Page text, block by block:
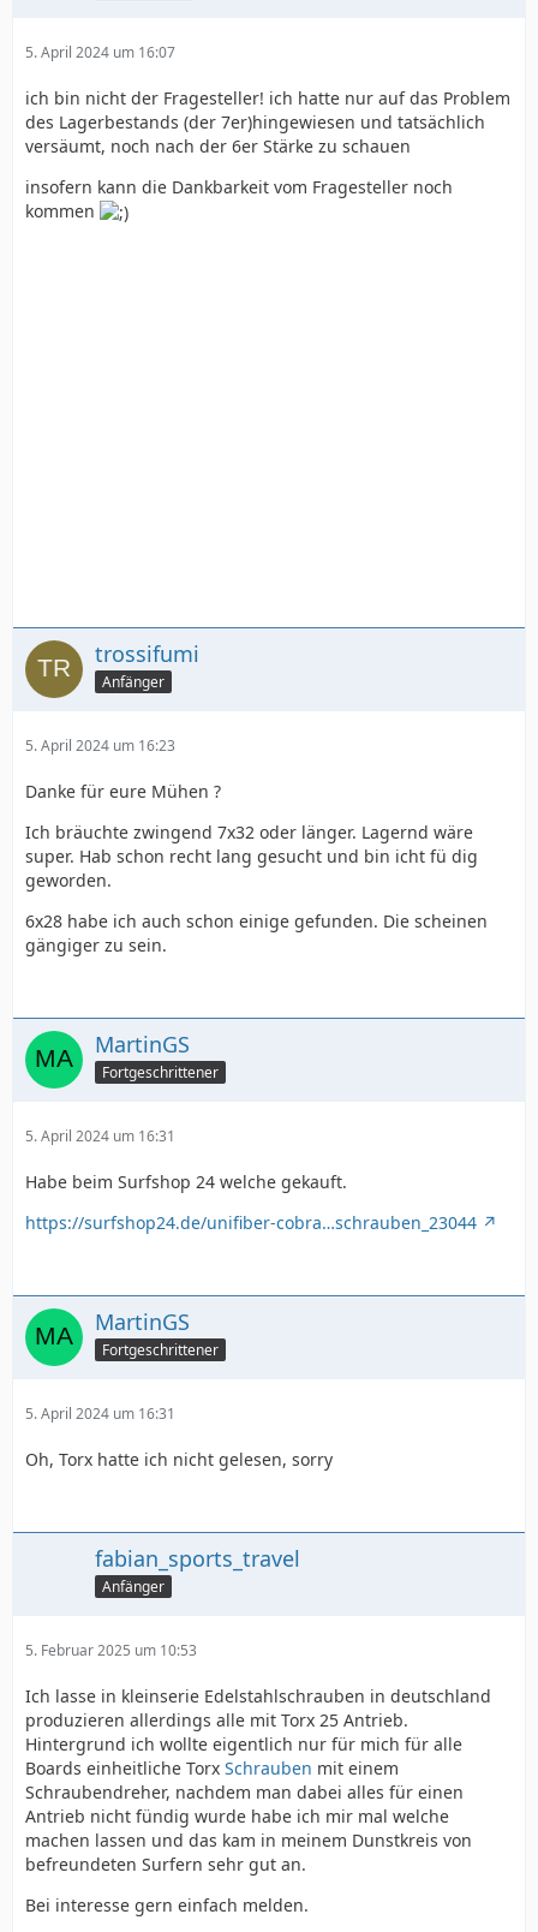
5. April 2024 um 16:07
ich bin nicht der Fragesteller! ich hatte nur auf das Problem
des Lagerbestands (der 7er)hingewiesen und tatsächlich
versäumt, noch nach der 6er Stärke zu schauen
insofern kann die Dankbarkeit vom Fragesteller noch
kommen
trossifumi
Anfänger
5. April 2024 um 16:23
Danke für eure Mühen ?
Ich bräuchte zwingend 7x32 oder länger. Lagernd wäre
super. Hab schon recht lang gesucht und bin icht fü dig
geworden.
6x28 habe ich auch schon einige gefunden. Die scheinen
gängiger zu sein.
MartinGS
Fortgeschrittener
5. April 2024 um 16:31
Habe beim Surfshop 24 welche gekauft.
https://surfshop24.de/unifiber-cobra…schrauben_23044
MartinGS
Fortgeschrittener
5. April 2024 um 16:31
Oh, Torx hatte ich nicht gelesen, sorry
fabian_sports_travel
Anfänger
5. Februar 2025 um 10:53
Ich lasse in kleinserie Edelstahlschrauben in deutschland
produzieren allerdings alle mit Torx 25 Antrieb.
Hintergrund ich wollte eigentlich nur für mich für alle
Boards einheitliche Torx Schrauben mit einem
Schraubendreher, nachdem man dabei alles für einen
Antrieb nicht fündig wurde habe ich mir mal welche
machen lassen und das kam in meinem Dunstkreis von
befreundeten Surfern sehr gut an.
Bei interesse gern einfach melden.